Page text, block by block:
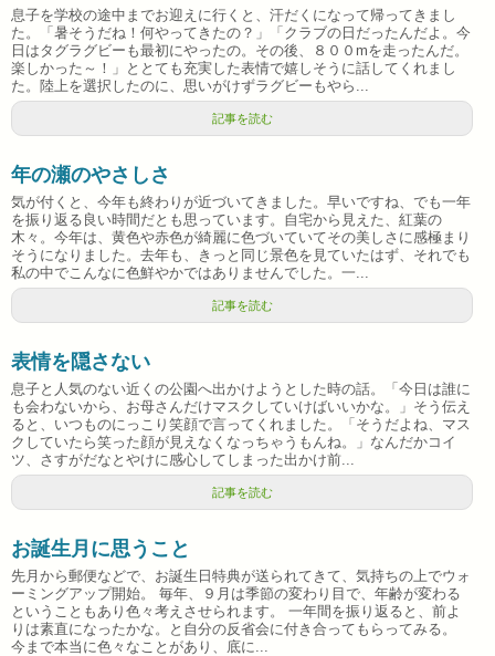
息子を学校の途中までお迎えに行くと、汗だくになって帰ってきまし
た。「暑そうだね！何やってきたの？」「クラブの日だったんだよ。今
日はタグラグビーも最初にやったの。その後、８００mを走ったんだ。
楽しかった～！」ととても充実した表情で嬉しそうに話してくれまし
た。陸上を選択したのに、思いがけずラグビーもやら...
記事を読む
年の瀬のやさしさ
気が付くと、今年も終わりが近づいてきました。早いですね、でも一年
を振り返る良い時間だとも思っています。自宅から見えた、紅葉の
木々。今年は、黄色や赤色が綺麗に色づいていてその美しさに感極まり
そうになりました。去年も、きっと同じ景色を見ていたはず、それでも
私の中でこんなに色鮮やかではありませんでした。一...
記事を読む
表情を隠さない
息子と人気のない近くの公園へ出かけようとした時の話。「今日は誰に
も会わないから、お母さんだけマスクしていけばいいかな。」そう伝え
ると、いつものにっこり笑顔で言ってくれました。「そうだよね、マス
クしていたら笑った顔が見えなくなっちゃうもんね。」なんだかコイ
ツ、さすがだなとやけに感心してしまった出かけ前...
記事を読む
お誕生月に思うこと
先月から郵便などで、お誕生日特典が送られてきて、気持ちの上でウォ
ーミングアップ開始。 毎年、９月は季節の変わり目で、年齢が変わる
ということもあり色々考えさせられます。 一年間を振り返ると、前よ
りは素直になったかな。と自分の反省会に付き合ってもらってみる。
今まで本当に色々なことがあり、底に...